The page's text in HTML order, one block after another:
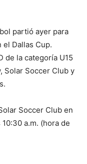
partió ayer para
el Dallas Cup.
de la categoría U15
Solar Soccer Club y
Soccer Club en
a.m. (hora de